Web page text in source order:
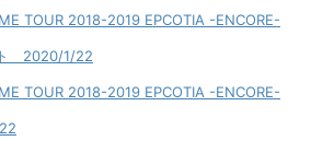
TOUR 2018-2019 EPCOTIA -ENCORE-
ト 2020/1/22
TOUR 2018-2019 EPCOTIA -ENCORE-